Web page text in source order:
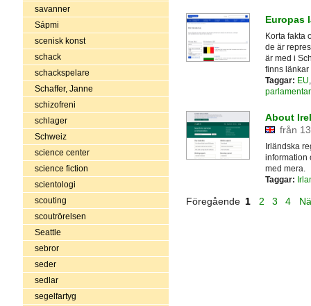
savanner
Sápmi
scenisk konst
schack
schackspelare
Schaffer, Janne
schizofreni
schlager
Schweiz
science center
science fiction
scientologi
scouting
scoutrörelsen
Seattle
sebror
seder
sedlar
segelfartyg
Europas
Korta fakta
de är
är med i
finns länkar
Taggar: EU
About
från
Irländska
information
med mera.
Taggar:
Föregående 1 2 3 4